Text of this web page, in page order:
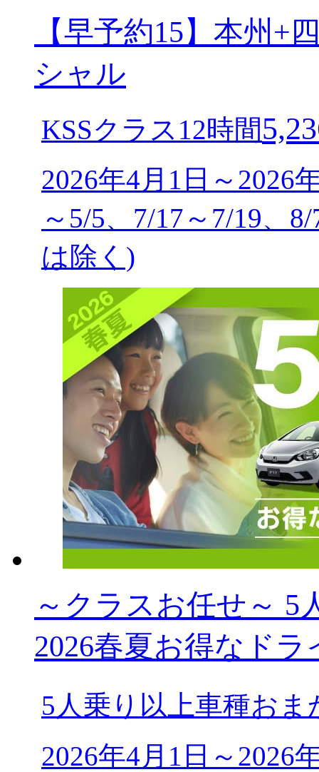
【早予約15】本州+
シャル
KSSクラス12時間
2026年4月1日～2026
～5/5、7/17～7/19、
は除く)
～クラスお任せ～ 5
2026春夏お得なド
5人乗り以上車種お
2026年4月1日～2026